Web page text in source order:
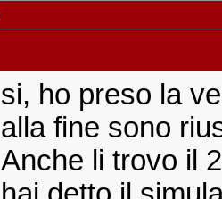
si, ho preso la
alla fine sono
Anche li trovo il